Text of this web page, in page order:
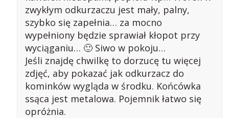
zwykłym odkurzaczu jest mały, palny,
szybko się zapełnia… za mocno
wypełniony będzie sprawiał kłopot przy
wyciąganiu… 🙂 Siwo w pokoju…
Jeśli znajdę chwilkę to dorzucę tu więcej
zdjęć, aby pokazać jak odkurzacz do
kominków wygląda w środku. Końcówka
ssąca jest metalowa. Pojemnik łatwo się
opróżnia.